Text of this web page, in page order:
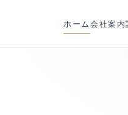
ホーム会社案内